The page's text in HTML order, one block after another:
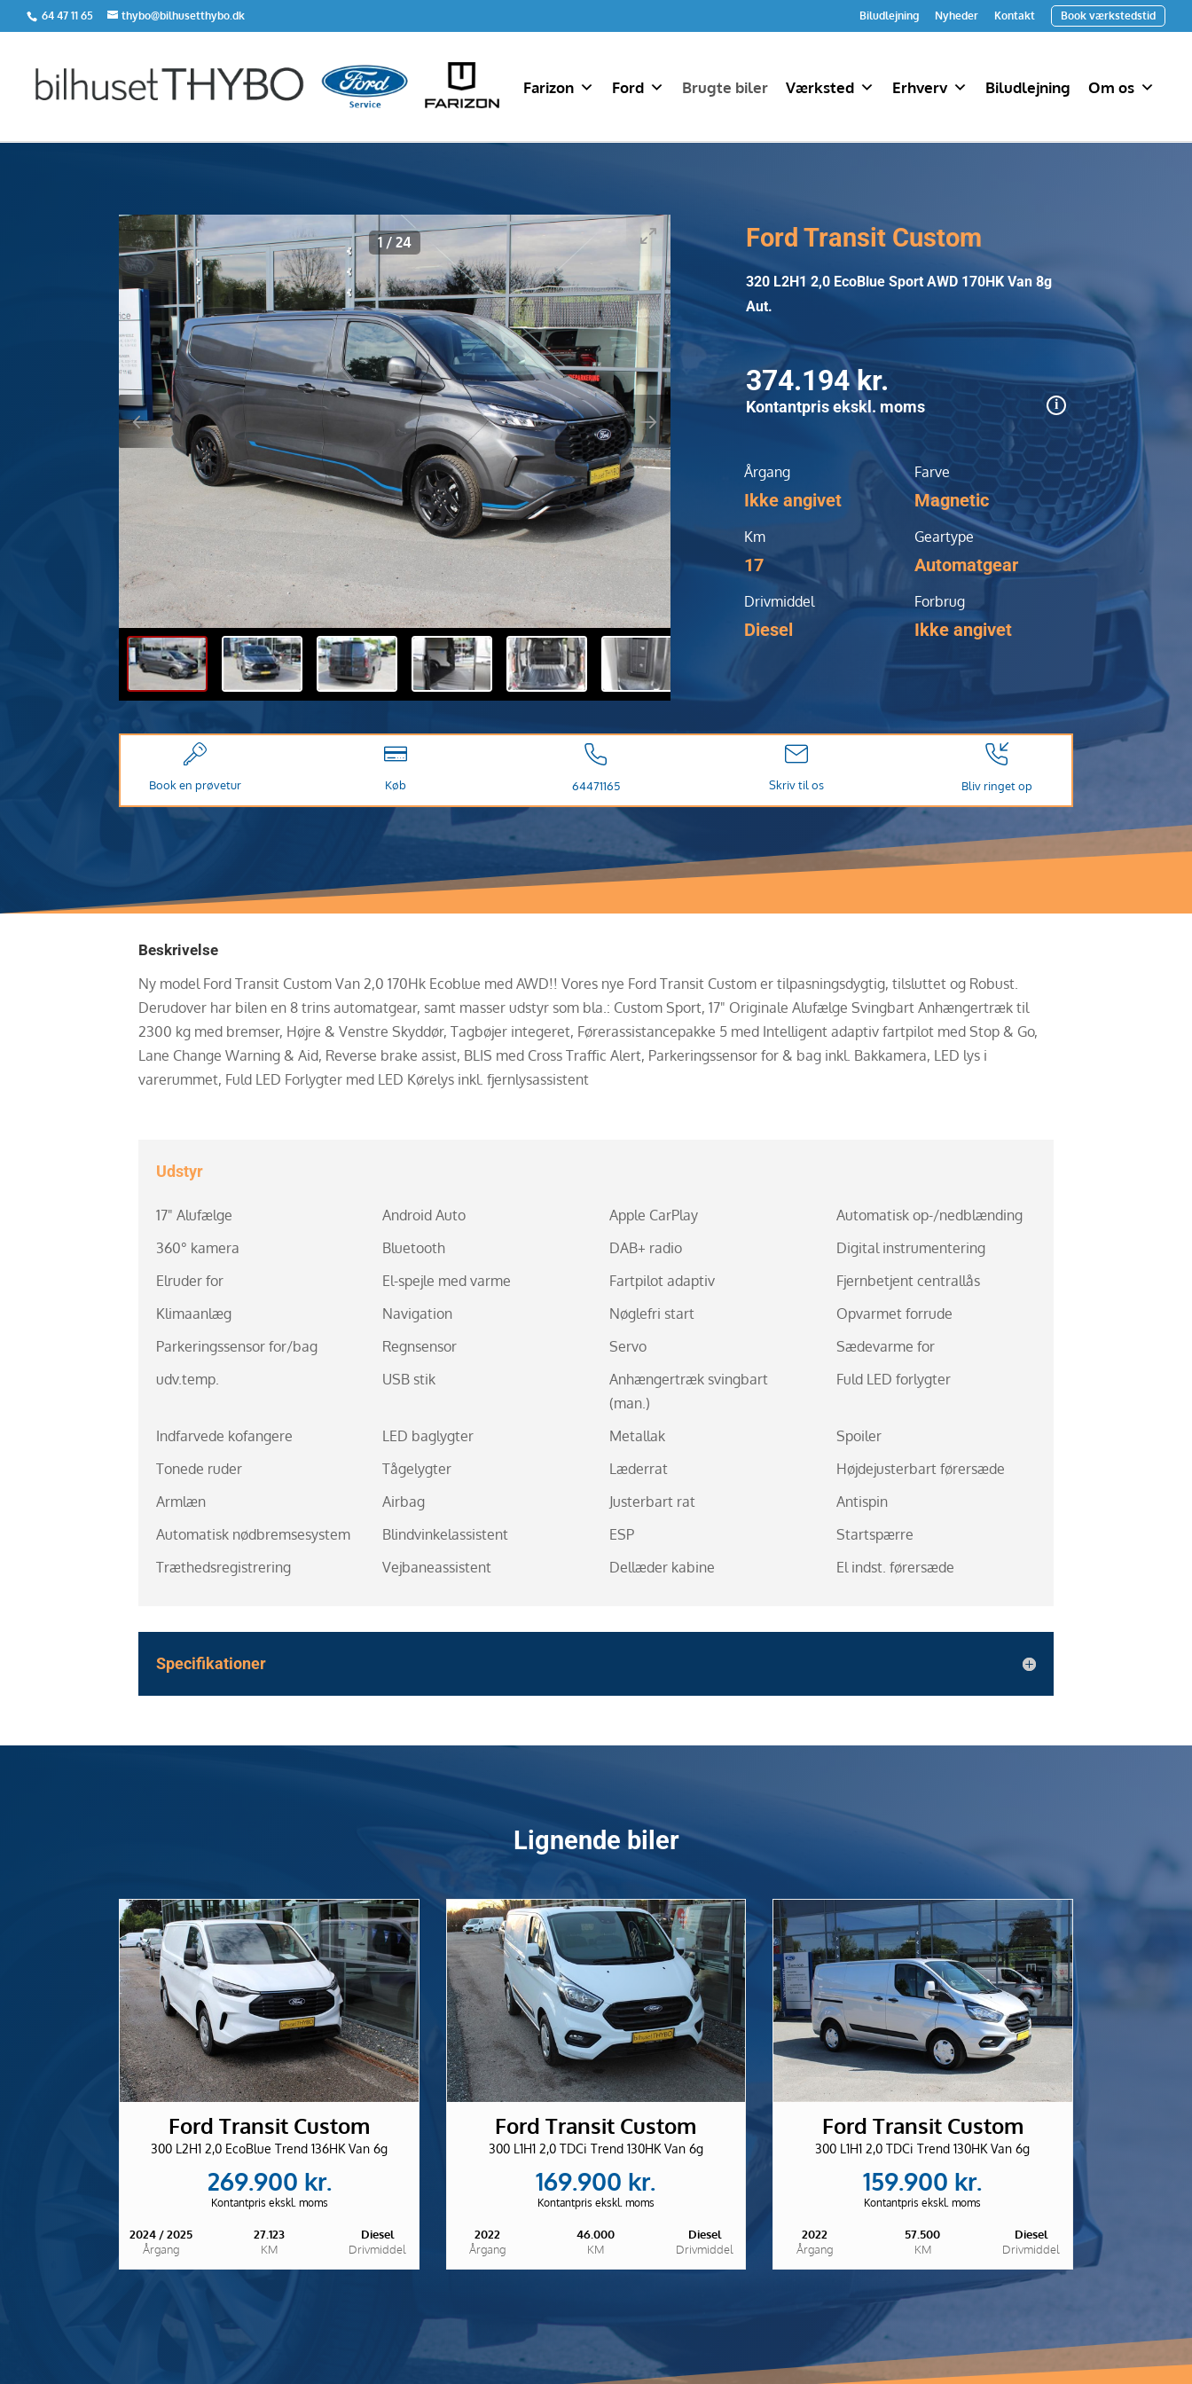
64 47 11 65 thybo@bilhusetthybo.dk Biludlejning Nyheder Kontakt Book værkstedstid
Farizon Ford Brugte biler Værksted Erhverv Biludlejning Om os
1 /24 Ford Transit Custom
320 L2H1 2,0 EcoBlue Sport AWD 170HK Van 8g
Aut.
374.194 kr.
Kontantpris ekskl. moms
Årgang
Ikke angivet
Farve
Magnetic
Km
17
Geartype
Automatgear
Drivmiddel
Diesel
Forbrug
Ikke angivet
Book en prøvetur Køb 64471165 Skriv til os Bliv ringet op
Beskrivelse
Ny model Ford Transit Custom Van 2,0 170Hk Ecoblue med AWD!! Vores nye Ford Transit Custom er tilpasningsdygtig, tilsluttet og Robust.
Derudover har bilen en 8 trins automatgear, samt masser udstyr som bla.: Custom Sport, 17" Originale Alufælge Svingbart Anhængertræk til
2300 kg med bremser, Højre & Venstre Skyddør, Tagbøjer integeret, Førerassistancepakke 5 med Intelligent adaptiv fartpilot med Stop & Go,
Lane Change Warning & Aid, Reverse brake assist, BLIS med Cross Traffic Alert, Parkeringssensor for & bag inkl. Bakkamera, LED lys i
varerummet, Fuld LED Forlygter med LED Kørelys inkl. fjernlysassistent
Udstyr
17" Alufælge Android Auto Apple CarPlay
Automatisk op-/nedblænding
360° kamera
Bluetooth DAB+ radio
Digital instrumentering
Elruder for
El-spejle med varme Fartpilot adaptiv
Fjernbetjent centrallås
Klimaanlæg
Navigation Nøglefri start
Opvarmet forrude
Parkeringssensor for/bag
Regnsensor Servo
Sædevarme for
udv.temp.
USB stik
Anhængertræk svingbart
(man.)
Fuld LED forlygter
Indfarvede kofangere LED baglygter Metallak
Spoiler
Tonede ruder
Tågelygter Læderrat
Højdejusterbart førersæde
Armlæn
Airbag Justerbart rat
Antispin
Automatisk nødbremsesystem
Blindvinkelassistent ESP
Startspærre
Træthedsregistrering
Vejbaneassistent Dellæder kabine El indst. førersæde
Specifikationer
Lignende biler
Ford Transit Custom
300 L2H1 2,0 EcoBlue Trend 136HK Van 6g
269.900 kr.
Kontantpris ekskl. moms
2024 / 2025
Årgang
27.123
KM
Diesel
Drivmiddel
Ford Transit Custom
300 L1H1 2,0 TDCi Trend 130HK Van 6g
169.900 kr.
Kontantpris ekskl. moms
2022
Årgang
46.000
KM
Diesel
Drivmiddel
Ford Transit Custom
300 L1H1 2,0 TDCi Trend 130HK Van 6g
159.900 kr.
Kontantpris ekskl. moms
2022
Årgang
57.500
KM
Diesel
Drivmiddel